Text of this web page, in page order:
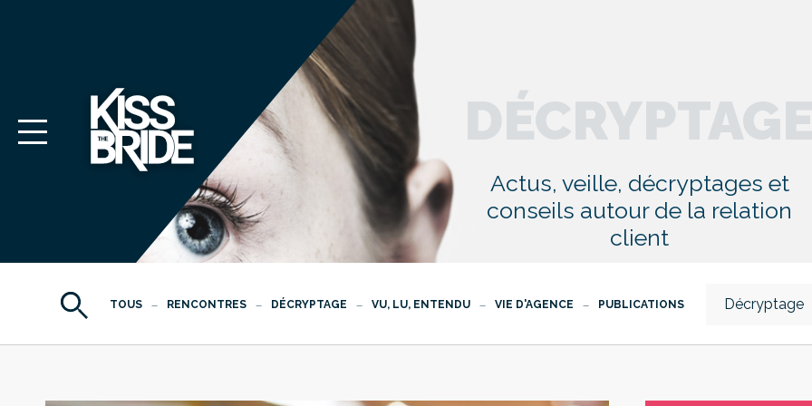
Actus, veille, décryptages et
conseils autour de la relation
client
TOUS RENCONTRES DÉCRYPTAGE VU, LU, ENTENDU VIE D'AGENCE PUBLICATIONS Décryptage